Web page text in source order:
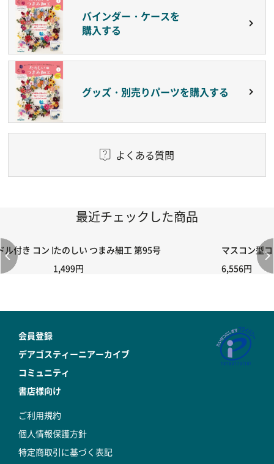
バインダー・ケースを
購入する
グッズ・別売りパーツを購入する
よくある質問
最近チェックした商品
付き コントローラー＆ポイント切り替えスイッチRC-02/C002 /
たのしい つまみ細工 第95号
1,499円
マスコン型
6,556円
会員登録
デアゴスティーニアーカイブ
コミュニティ
書店様向け
ご利用規約
個人情報保護方針
特定商取引に基づく表記